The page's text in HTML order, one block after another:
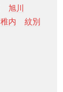
旭川
稚内
紋別